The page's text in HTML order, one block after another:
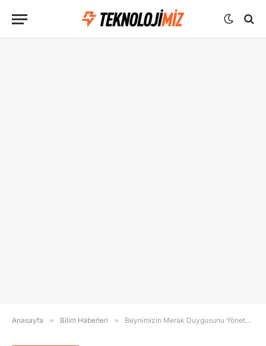
Anasayfa » Bilim Haberleri » Beynimizin Merak Duygusunu Yöneten Bölgeleri Belirlendi